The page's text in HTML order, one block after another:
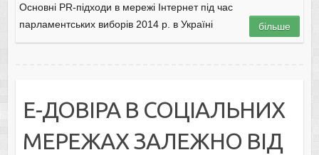
Основні PR-підходи в мережі Інтернет під час
парламентських виборів 2014 р. в Україні
більше
Е-ДОВІРА В СОЦІАЛЬНИХ
МЕРЕЖАХ ЗАЛЕЖНО ВІД